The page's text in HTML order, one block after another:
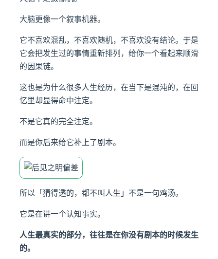
大脑更像一个叙事机器。
它不喜欢混乱，不喜欢随机，不喜欢没有结论。于是
它会把发生过的事情重新排列，给你一个看起来顺滑
的因果链。
这也是为什么很多人生经历，在当下是混沌的，在回
忆里却显得命中注定。
不是它真的完全注定。
而是你后来给它补上了剧本。
所以「猜得透的，都不叫人生」不是一句鸡汤。
它是在讲一个认知事实。
人生最真实的部分，往往是在你没有剧本的时候发生
的。